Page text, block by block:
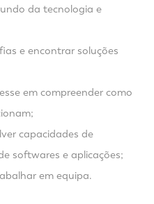
da tecnologia e
e encontrar soluções
em compreender como
capacidades de
softwares e aplicações;
em equipa.